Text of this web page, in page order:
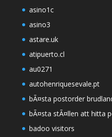
asino1c
asino3
astare.uk
atipuerto.cl
au0271
autohenriquesevale.pt
bÃ¤sta postorder
bÃ¤sta stÃ¤llen att hitta
badoo visitors